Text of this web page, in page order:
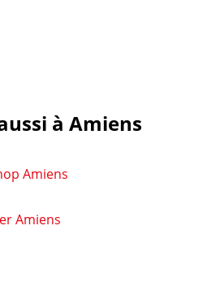
à Amiens
Amiens
Amiens